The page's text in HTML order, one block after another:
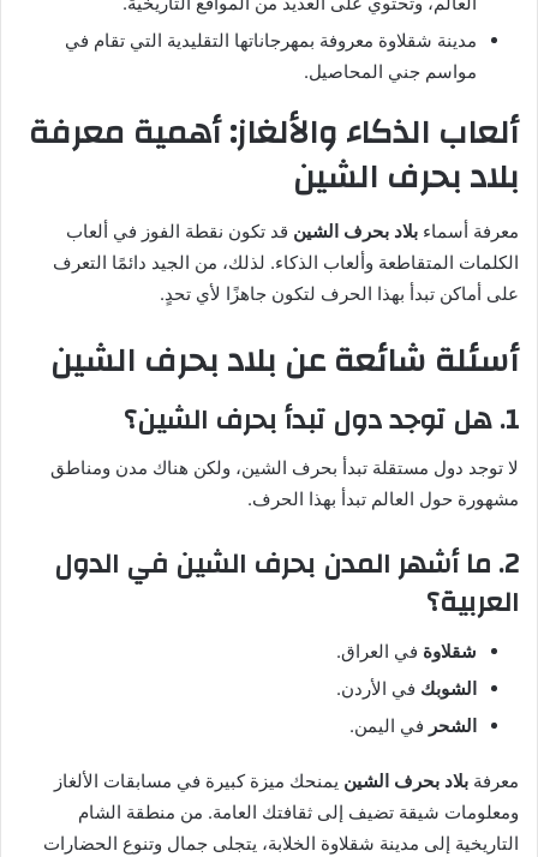
مدينة شقلاوة معروفة بمهرجاناتها التقليدية التي تقام في
مواسم جني المحاصيل.
ألعاب الذكاء والألغاز: أهمية معرفة
بلاد بحرف الشين
معرفة أسماء بلاد بحرف الشين قد تكون نقطة الفوز في ألعاب
الكلمات المتقاطعة وألعاب الذكاء. لذلك، من الجيد دائمًا التعرف
على أماكن تبدأ بهذا الحرف لتكون جاهزًا لأي تحدٍ.
أسئلة شائعة عن بلاد بحرف الشين
1. هل توجد دول تبدأ بحرف الشين؟
لا توجد دول مستقلة تبدأ بحرف الشين، ولكن هناك مدن ومناطق
مشهورة حول العالم تبدأ بهذا الحرف.
2. ما أشهر المدن بحرف الشين في الدول
العربية؟
شقلاوة في العراق.
الشوبك في الأردن.
الشحر في اليمن.
معرفة بلاد بحرف الشين يمنحك ميزة كبيرة في مسابقات الألغاز
ومعلومات شيقة تضيف إلى ثقافتك العامة. من منطقة الشام
التاريخية إلى مدينة شقلاوة الخلابة، يتجلى جمال وتنوع الحضارات